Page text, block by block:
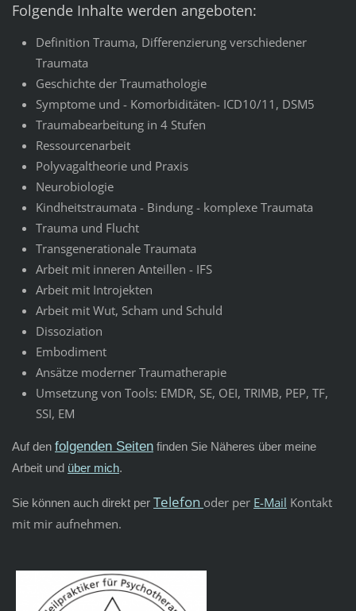
Folgende Inhalte werden angeboten:
Definition Trauma, Differenzierung verschiedener
Traumata
Geschichte der Traumathologie
Symptome und - Komorbiditäten- ICD10/11, DSM5
Traumabearbeitung in 4 Stufen
Ressourcenarbeit
Polyvagaltheorie und Praxis
Neurobiologie
Kindheitstraumata - Bindung - komplexe Traumata
Trauma und Flucht
Transgenerationale Traumata
Arbeit mit inneren Anteillen - IFS
Arbeit mit Introjekten
Arbeit mit Wut, Scham und Schuld
Dissoziation
Embodiment
Ansätze moderner Traumatherapie
Umsetzung von Tools: EMDR, SE, OEI, TRIMB, PEP, TF,
SSI, EM
Auf den folgenden Seitenfinden Sie Näheres über meine
Arbeit und über mich.
Sie können auch direkt per Telefon oder per E-Mail Kontakt
mit mir aufnehmen.